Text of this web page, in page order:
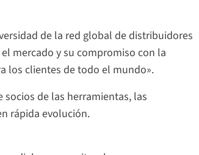
de la red global de distribuidores
mercado y su compromiso con la
los clientes de todo el mundo».
de las herramientas, las
rápida evolución.